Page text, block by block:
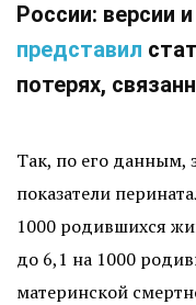
России: версии
представил
потерях,
Так, по его данным,
показатели
1000 родившихся
до 6,1 на 1000
материнской